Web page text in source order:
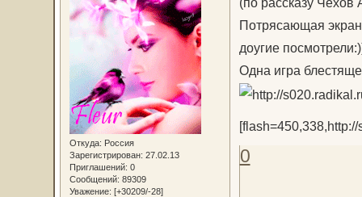
Откуда: Россия
Зарегистрирован: 27.02.13
Приглашений: 0
Сообщений: 89309
Уважение: [+30209/-28]
Потрясающая
доугие
Одна игра
0